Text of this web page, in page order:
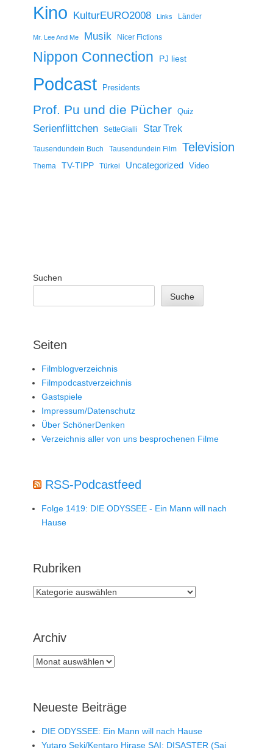
Kino KulturEURO2008 Links Länder
Mr. Lee And Me Musik Nicer Fictions
Nippon Connection PJ liest
Podcast Presidents
Prof. Pu und die Pücher Quiz
Serienflittchen SetteGialli Star Trek
Tausendundein Buch Tausendundein Film Television
Thema TV-TIPP Türkei Uncategorized Video
Suchen
Suche
Seiten
Filmblogverzeichnis
Filmpodcastverzeichnis
Gastspiele
Impressum/Datenschutz
Über SchönerDenken
Verzeichnis aller von uns besprochenen Filme
RSS-Podcastfeed
Folge 1419: DIE ODYSSEE - Ein Mann will nach
Hause
Rubriken
Rubriken
Archiv
Archiv
Neueste Beiträge
DIE ODYSSEE: Ein Mann will nach Hause
Yutaro Seki/Kentaro Hirase SAI: DISASTER (Sai